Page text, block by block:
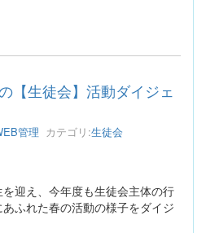
生徒会】活動ダイジェ
管理 カテゴリ:生徒会
迎え、今年度も生徒会主体の行
ふれた春の活動の様子をダイジ